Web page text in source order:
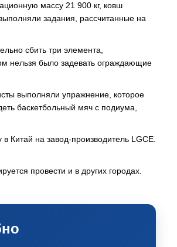
массу 21 900 кг, ковш
задания, рассчитанные на
сбить три элемента,
нельзя было задевать ограждающие
выполняли упражнение, которое
баскетбольный мяч с подиума,
на завод-производитель LGCE.
провести и в других городах.